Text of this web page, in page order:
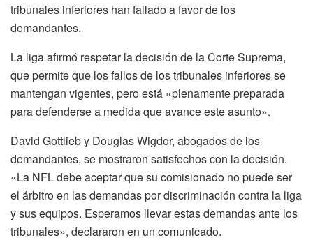
tribunales inferiores han fallado a favor de los
demandantes.
La liga afirmó respetar la decisión de la Corte Suprema,
que permite que los fallos de los tribunales inferiores se
mantengan vigentes, pero está «plenamente preparada
para defenderse a medida que avance este asunto».
David Gottlieb y Douglas Wigdor, abogados de los
demandantes, se mostraron satisfechos con la decisión.
«La NFL debe aceptar que su comisionado no puede ser
el árbitro en las demandas por discriminación contra la liga
y sus equipos. Esperamos llevar estas demandas ante los
tribunales», declararon en un comunicado.